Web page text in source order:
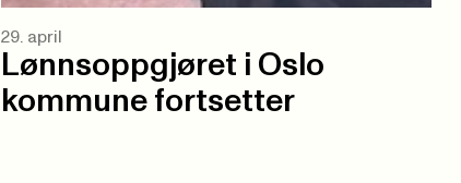
29. april
Lønnsoppgjøret i Oslo
kommune fortsetter